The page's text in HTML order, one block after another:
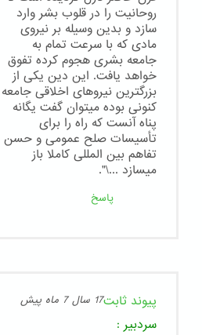
روحانیت را در قلوب بشر وارد
سازد و بدین وسیله بر نیروی
مادی که با سرعت تمام به
جامعه بشری هجوم کرده تفوق
خواهد یافت. این دین یکی از
بزرگترین نیروهای اخلاقی جامعه
کنونی بوده میتوان گفت یگانه
پناه آنست که راه را برای
تأسیسات صلح عمومی و حسن
تفاهم بین المللی کاملا باز
میسازد ...\".
پاسخ
پیوند ثابت17 سال 7 ماه پیش
سردبیر :